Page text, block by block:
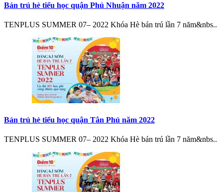
Bán trú hè tiểu học quận Phú Nhuận năm 2022
TENPLUS SUMMER 07– 2022 Khóa Hè bán trú lần 7 năm&nbs..
Bán trú hè tiểu học quận Tân Phú năm 2022
TENPLUS SUMMER 07– 2022 Khóa Hè bán trú lần 7 năm&nbs..